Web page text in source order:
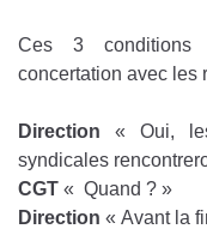
Ces 3 conditions
concertation avec les
Direction « Oui,
syndicales
CGT « Quand ? »
Direction « Avant la